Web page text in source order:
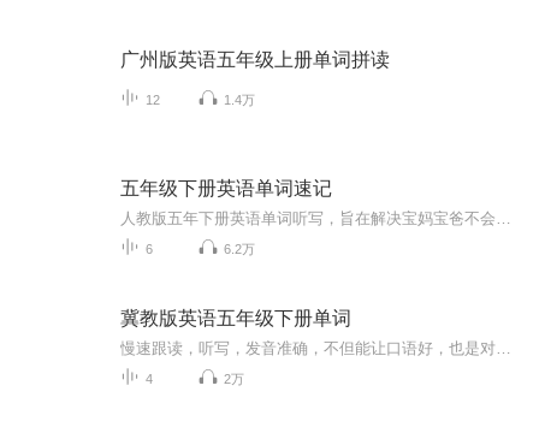
广州版英语五年级上册单词拼读
12 1.4万
五年级下册英语单词速记
6 6.2万
冀教版英语五年级下册单词
4 2万